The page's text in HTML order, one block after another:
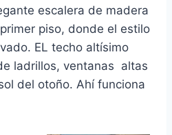
escalera de madera
piso, donde el estilo
EL techo altísimo
ladrillos, ventanas altas
del otoño. Ahí funciona